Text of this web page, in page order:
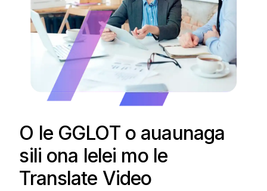
O le GGLOT o auaunaga
sili ona lelei mo le
Translate Video